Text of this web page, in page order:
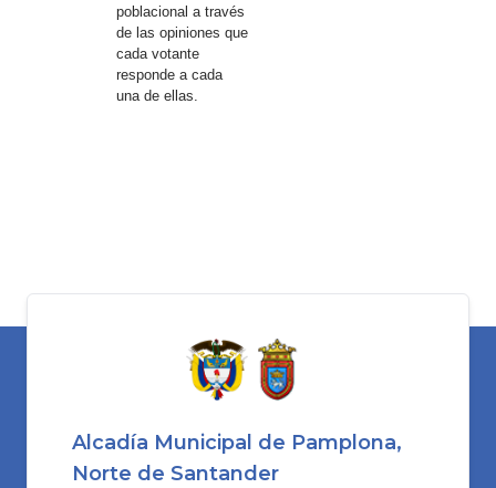
poblacional a través
de las opiniones que
cada votante
responde a cada
una de ellas.​​​​​​​​​​​​​​​​​​
Alcadía Municipal de Pamplona,
Norte de Santander